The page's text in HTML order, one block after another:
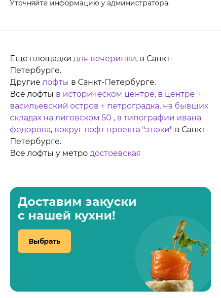
Уточняйте информацию у администратора.
Еще площадки для вечеринки, в Санкт-
Петербурге.
Другие лофты в Санкт-Петербурге.
Все лофты в историческом центре, в центре +
васильевский остров + петроградка, на бывших
складах на лиговском 50 , в типографии ивана
федорова, вокруг лофт проекта "этажи" в Санкт-
Петербурге.
Все лофты у метро достоевская
Доставим закуски
с нашей кухни!
Выбрать